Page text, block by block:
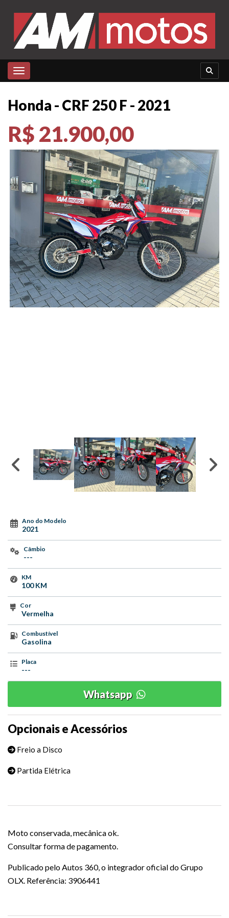
Toggle navigation
Honda - CRF 250 F - 2021
R$ 21.900,00
Ano do Modelo
2021
Câmbio
---
KM
100 KM
Cor
Vermelha
Combustível
Gasolina
Placa
---
Whatsapp
Opcionais e Acessórios
Freio a Disco
Partida Elétrica
Moto conservada, mecânica ok.
Consultar forma de pagamento.
Publicado pelo Autos 360, o integrador oficial do Grupo
OLX. Referência: 3906441